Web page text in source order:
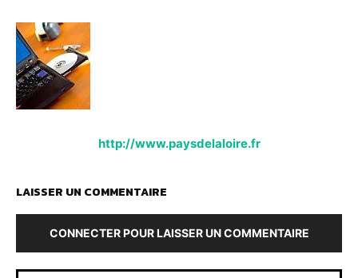
http://www.paysdelaloire.fr
LAISSER UN COMMENTAIRE
CONNECTER POUR LAISSER UN COMMENTAIRE